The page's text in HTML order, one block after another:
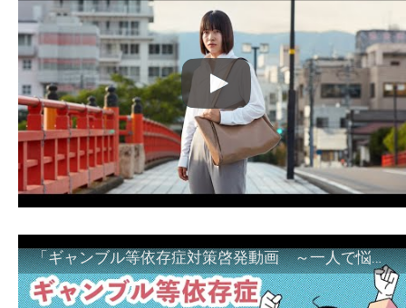
「ギャンブル等依存症対策啓発動画 ～一人で悩まず、家族で悩まず、まず！相談機関へ～」